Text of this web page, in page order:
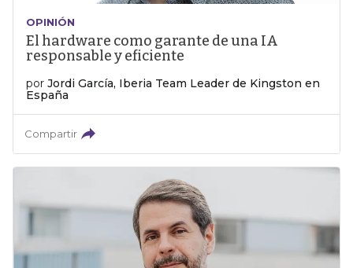
OPINIÓN
El hardware como garante de una IA
responsable y eficiente
por Jordi García, Iberia Team Leader de Kingston en
España
Compartir